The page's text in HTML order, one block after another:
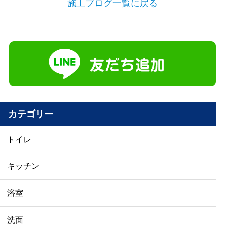
施工ブログ一覧に戻る
カテゴリー
トイレ
キッチン
浴室
洗面